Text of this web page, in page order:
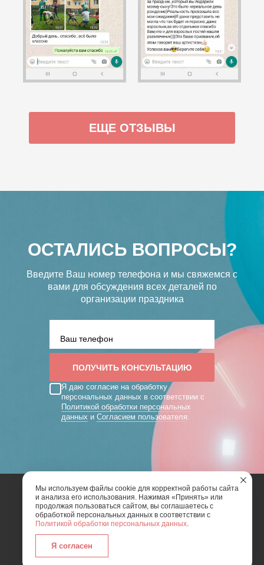
ЕЩЕ ОТЗЫВЫ
ОСТАЛИСЬ ВОПРОСЫ?
Введите Ваш номер телефона и мы свяжемся с
вами для обсуждения всех деталей по
организации праздника
Я даю согласие на обработку
персональных данных в соответствии с
Политикой обработки персональных
данных и Согласием пользователя.
2026 | Art Mix Show - творческая группа
Согласие пользователя сайта на обработку
персональных данных
Мы используем файлы cookie для корректной работы сайта
и анализа его использования. Нажимая «Принять» или
продолжая пользоваться сайтом, вы соглашаетесь с
обработкой персональных данных в соответствии с
Политикой обработки персональных данных.
Я согласен